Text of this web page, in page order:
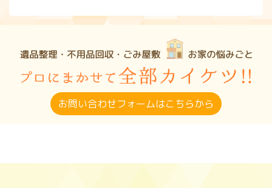
お問い合わせフォームはこちらから